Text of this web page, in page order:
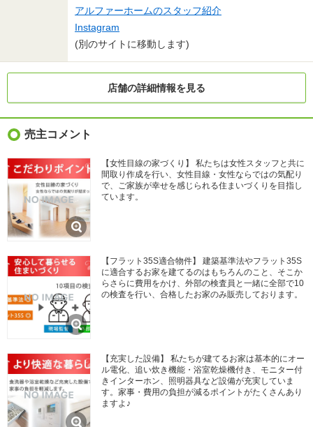
アルファーホームのスタッフ紹介
Instagram
(別のサイトに移動します)
店舗の詳細情報を見る
売主コメント
【女性目線の家づくり】 私たちは女性スタッフと共に
間取り作成を行い、女性目線・女性ならではの気配り
で、ご家族が幸せを感じられる住まいづくりを目指し
ています。
【フラット35S適合物件】 建築基準法やフラット35S
に適合するお家を建てるのはもちろんのこと、そこか
らさらに費用をかけ、外部の検査員と一緒に全部で10
の検査を行い、合格したお家のみ販売しております。
【充実した設備】 私たちが建てるお家は基本的にオー
ル電化、追い炊き機能・浴室乾燥機付き、モニター付
きインターホン、照明器具など設備が充実していま
す。家事・費用の負担が減るポイントがたくさんあり
ますよ♪